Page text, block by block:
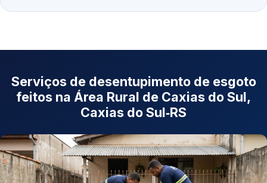
Serviços de desentupimento de esgoto
feitos na Área Rural de Caxias do Sul,
Caxias do Sul‑RS